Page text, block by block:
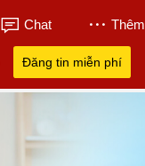
Chat Thêm
Đăng tin miễn phí